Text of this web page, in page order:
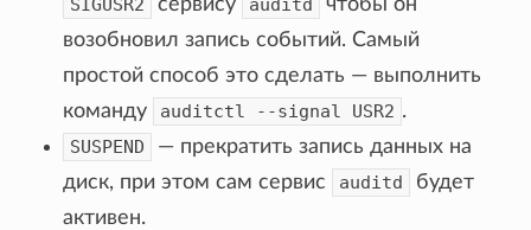
SIGUSR2
сервису auditd
чтобы он
возобновил запись событий. Самый
простой способ это сделать — выполнить
команду
auditctl --signal USR2 .
SUSPEND
— прекратить запись данных на
диск, при этом сам сервис
auditd
будет
активен.